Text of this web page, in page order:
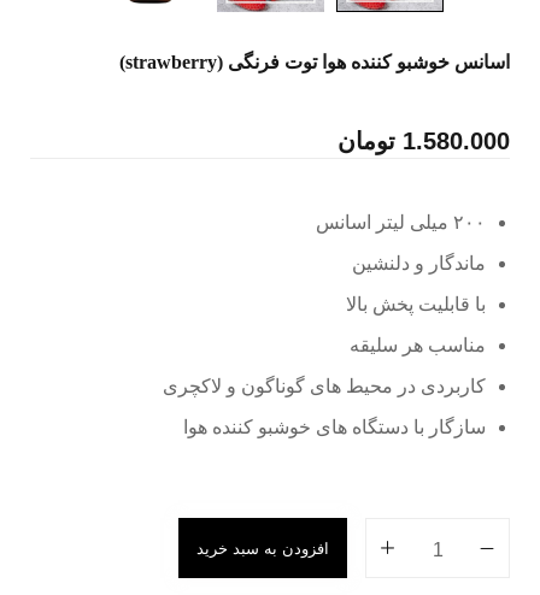
اسانس خوشبو کننده هوا توت فرنگی (strawberry)
1.580.000 تومان
۲۰۰ میلی لیتر اسانس
ماندگار و دلنشین
با قابلیت پخش بالا
مناسب هر سلیقه
کاربردی در محیط های گوناگون و لاکچری
سازگار با دستگاه های خوشبو کننده هوا
افزودن به سبد خرید